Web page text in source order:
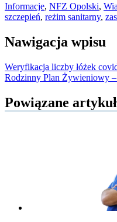
Informacje, NFZ Opolski,
szczepień, reżim sanitarny,
Nawigacja wpisu
Weryfikacja liczby łóżek
Rodzinny Plan Żywieniowy
Powiązane